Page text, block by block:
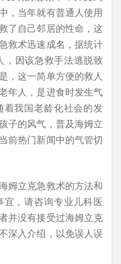
，当年就有普通人使用
了自己邻居的性命，这
救术迅速成名，据统计
，因该急救手法逃脱致
，这一简单方便的救人
年人，是进食时发生气
我国老龄化社会的发
子的风气，普及海姆立
前热门新闻中的气管切
姆立克急救术的方法和
，请咨询专业儿科医
并没有接受过海姆立克
深入介绍，以免误人误